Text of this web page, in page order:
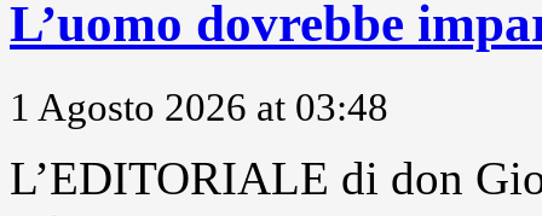
L’uomo dovrebbe
1 Agosto 2026 at 03:48
L’EDITORIALE di don